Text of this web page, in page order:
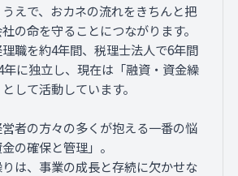
えで、おカネの流れをきちんと把
の命を守ることにつながります。
職を約4年間、税理士法人で6年間
に独立し、現在は「融資・資金繰
して活動しています。
者の方々の多くが抱える一番の悩
の確保と管理」。
は、事業の成長と存続に欠かせな